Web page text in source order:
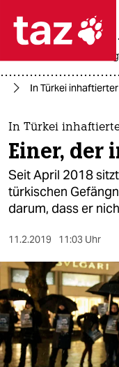

themen
politik
öko
sport
berlin
nord
In Türkei
In Türkei
Einer, der
Seit April 2018
türkischen
darum, dass er
11.2.2019 11:03 Uhr